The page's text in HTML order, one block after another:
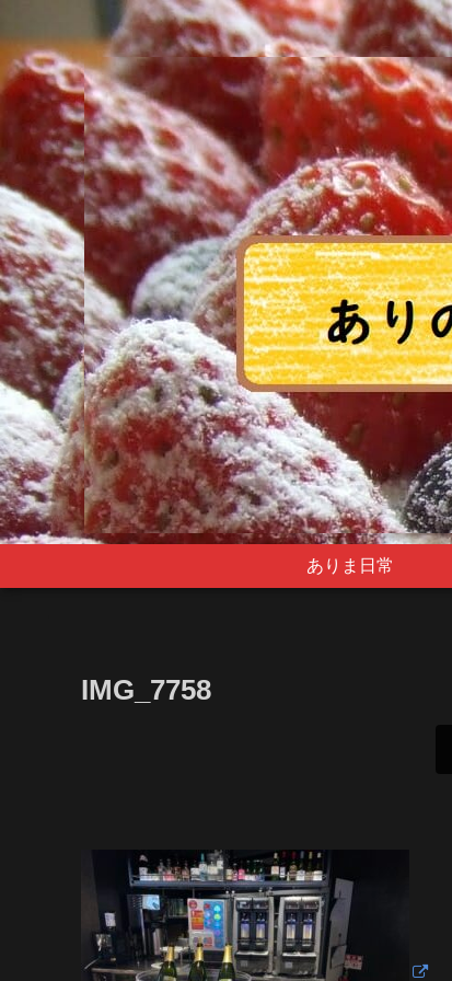
ありま日常
IMG_7758